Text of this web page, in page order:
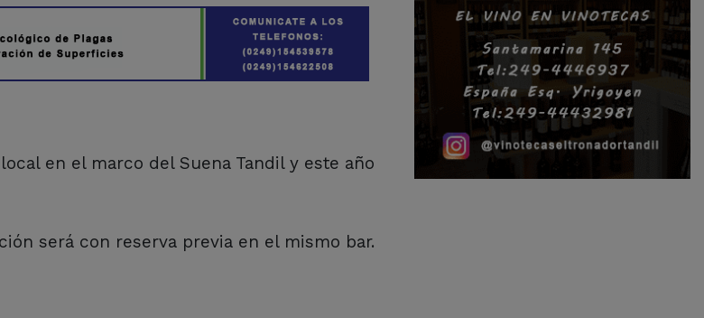
en el marco del Suena Tandil y este año
será con reserva previa en el mismo bar.